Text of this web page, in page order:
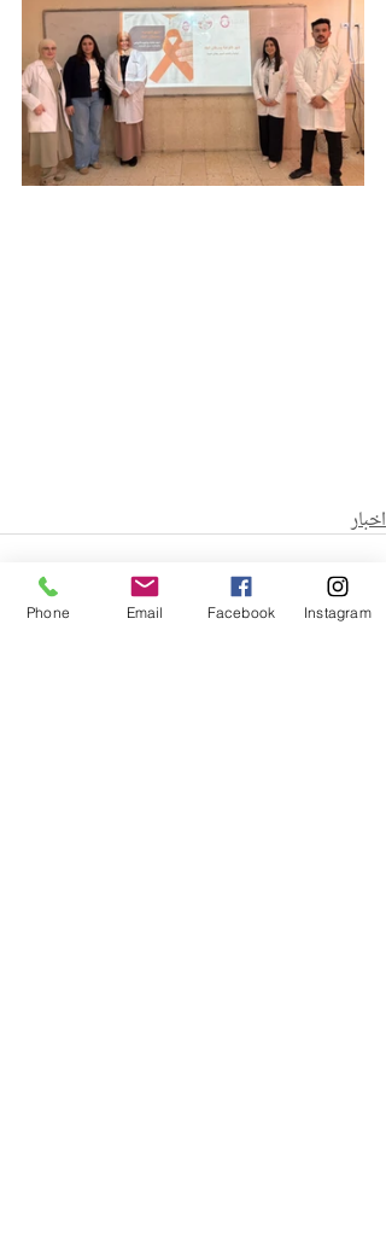
اخبار
Phone Email Facebook Instagram